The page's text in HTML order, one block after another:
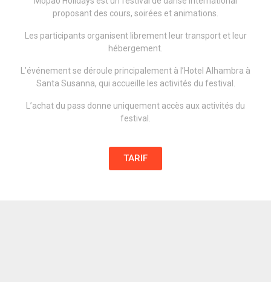
proposant des cours, soirées et animations.
Les participants organisent librement leur transport et leur
hébergement.
L’événement se déroule principalement à l’Hotel Alhambra à
Santa Susanna, qui accueille les activités du festival.
L’achat du pass donne uniquement accès aux activités du
festival.
TARIF